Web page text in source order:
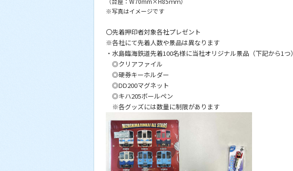
※写真はイメージです
〇先着押印者対象各社プレゼント
※各社にて先着人数や景品は異なります
・水島臨海鉄道先着100名様に当社オリジナル景品（下記から1つ）
◎クリアファイル
◎硬券キーホルダー
◎DD200マグネット
◎キハ205ボールペン
※各グッズには数量に制限があります